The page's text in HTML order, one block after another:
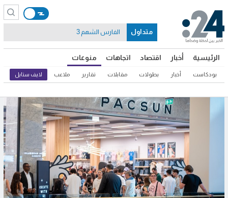
الرئيسية أخبار اقتصاد اتجاهات منوعات
بودكاست أخبار بطولات مقابلات تقارير ملاعب لايف ستايل
متداول الفارس الشهم 3